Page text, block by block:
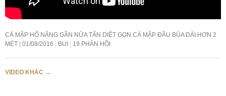
CÁ MẬP HỔ NẶNG GẦN NỬA TẤN DIỆT GỌN CÁ MẬP ĐẦU BÚA DÀI HƠN 2
MÉT
01/08/2016 BUI 19 PHẢN HỒI
VIDEO KHÁC →